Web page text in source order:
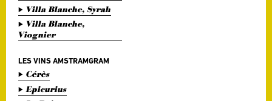
Villa Blanche, Syrah
Villa Blanche,
Viognier
LES VINS AMSTRAMGRAM
Cérès
Epicurius